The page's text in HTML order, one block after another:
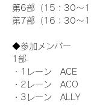
第6部（15：30～
第7部（16：30～
◆参加メンバー
1部
・1レーン　ACE
・2レーン　ACO
・3レーン　ALLY